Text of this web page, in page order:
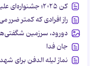
کن ۲۰۲۵؛ جشنواره‌ای علیه خانواده
راز افرادی که کمتر ضرر
دورود، سرزمین
جان فدا
نماز لیله الدفن برای